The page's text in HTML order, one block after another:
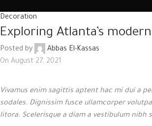
Decoration
Exploring Atlanta’s
Posted by
Abbas El-Kassas
On August 27, 2021
Vivamus enim sagittis aptent hac mi dui a
sodales. Dignissim fusce ullamcorper
litora. Scelerisque a diam a vestibulum